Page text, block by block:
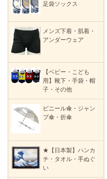
足袋ソックス
メンズ下着・肌着・
アンダーウェア
【ベビー・こども
用】靴下・手袋・帽
子・その他
ビニール傘・ジャン
プ傘・折傘
★【日本製】ハンカ
チ・タオル・手ぬぐ
い